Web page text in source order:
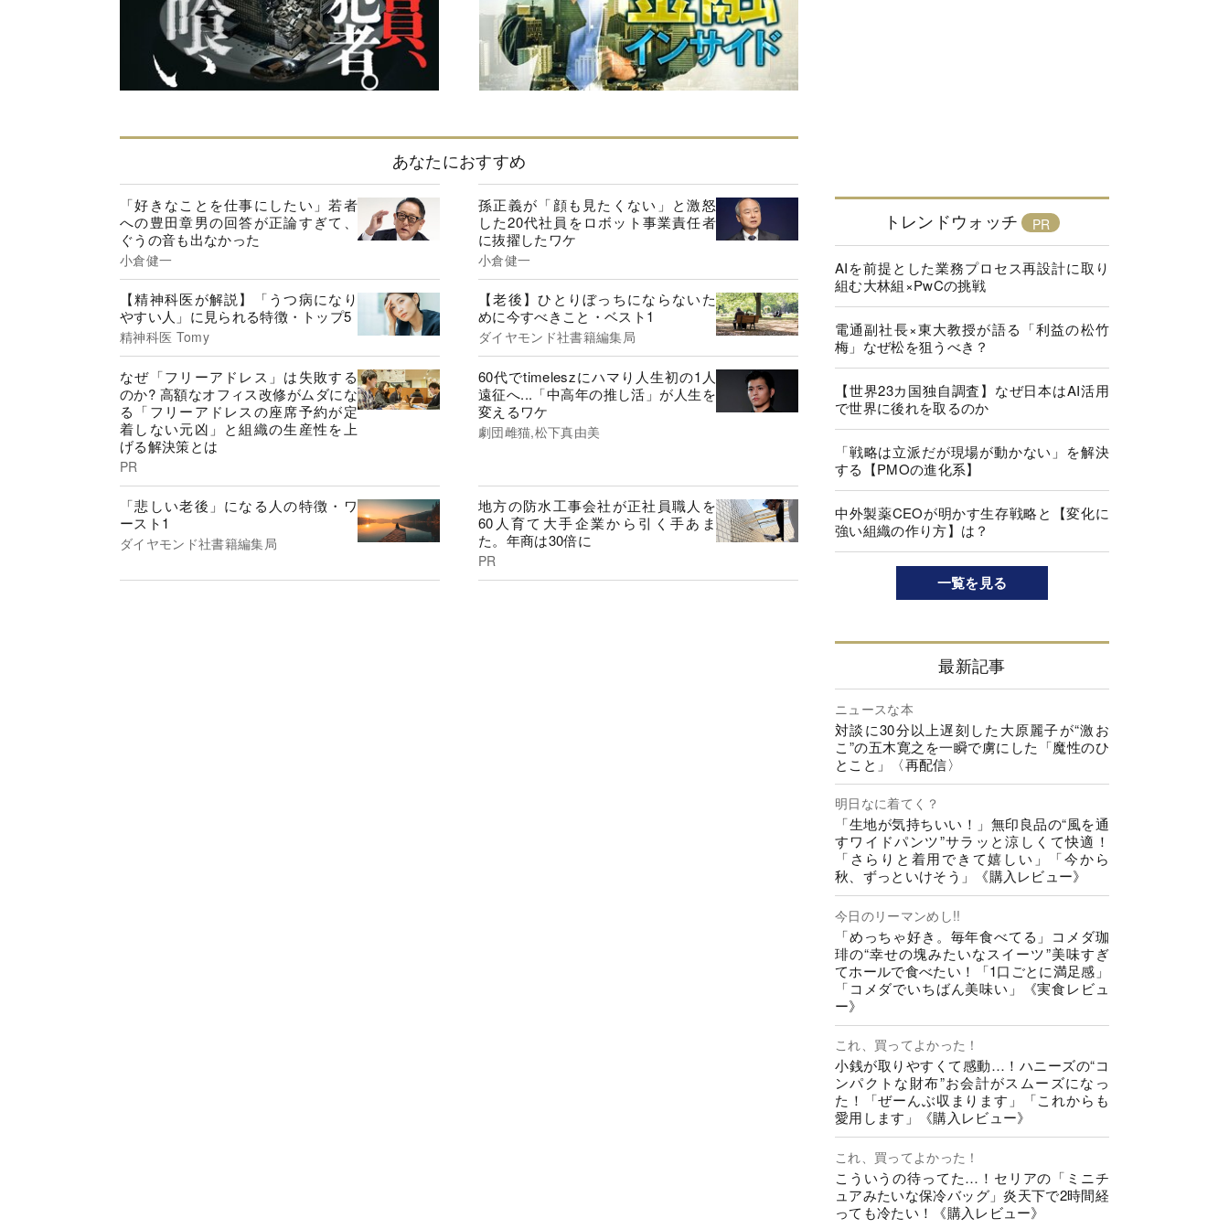
あなたにおすすめ
「好きなことを仕事にしたい」若者
への豊田章男の回答が正論すぎて、
ぐうの音も出なかった
小倉健一
孫正義が「顔も見たくない」と激怒
した20代社員をロボット事業責任者
に抜擢したワケ
小倉健一
【精神科医が解説】「うつ病になり
やすい人」に見られる特徴・トップ5
精神科医 Tomy
【老後】ひとりぼっちにならないた
めに今すべきこと・ベスト1
ダイヤモンド社書籍編集局
なぜ「フリーアドレス」は失敗する
のか? 高額なオフィス改修がムダにな
る「フリーアドレスの座席予約が定
着しない元凶」と組織の生産性を上
げる解決策とは
PR
60代でtimeleszにハマり人生初の1人
遠征へ...「中高年の推し活」が人生を
変えるワケ
劇団雌猫,松下真由美
「悲しい老後」になる人の特徴・ワ
ースト1
ダイヤモンド社書籍編集局
地方の防水工事会社が正社員職人を
60人育て大手企業から引く手あま
た。年商は30倍に
PR
トレンドウォッチ
AIを前提とした業務プロセス再設計に取り
組む大林組×PwCの挑戦
電通副社長×東大教授が語る「利益の松竹
梅」なぜ松を狙うべき？
【世界23カ国独自調査】なぜ日本はAI活用
で世界に後れを取るのか
「戦略は立派だが現場が動かない」を解決
する【PMOの進化系】
中外製薬CEOが明かす生存戦略と【変化に
強い組織の作り方】は？
一覧を見る
最新記事
ニュースな本
対談に30分以上遅刻した大原麗子が“激お
こ”の五木寛之を一瞬で虜にした「魔性のひ
とこと」〈再配信〉
明日なに着てく？
「生地が気持ちいい！」無印良品の“風を通
すワイドパンツ”サラッと涼しくて快適！
「さらりと着用できて嬉しい」「今から
秋、ずっといけそう」《購入レビュー》
今日のリーマンめし!!
「めっちゃ好き。毎年食べてる」コメダ珈
琲の“幸せの塊みたいなスイーツ”美味すぎ
てホールで食べたい！「1口ごとに満足感」
「コメダでいちばん美味い」《実食レビュ
ー》
これ、買ってよかった！
小銭が取りやすくて感動…！ハニーズの“コ
ンパクトな財布”お会計がスムーズになっ
た！「ぜーんぶ収まります」「これからも
愛用します」《購入レビュー》
これ、買ってよかった！
こういうの待ってた…！セリアの「ミニチ
ュアみたいな保冷バッグ」炎天下で2時間経
っても冷たい！《購入レビュー》